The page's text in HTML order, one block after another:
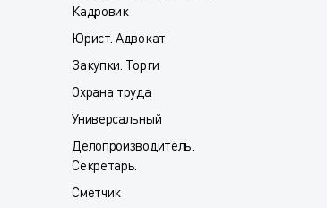
Кадровик
Юрист. Адвокат
Закупки. Торги
Охрана труда
Универсальный
Делопроизводитель.
Секретарь.
Сметчик